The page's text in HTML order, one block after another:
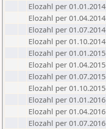
Elozahl per 01.01.2014
Elozahl per 01.04.2014
Elozahl per 01.07.2014
Elozahl per 01.10.2014
Elozahl per 01.01.2015
Elozahl per 01.04.2015
Elozahl per 01.07.2015
Elozahl per 01.10.2015
Elozahl per 01.01.2016
Elozahl per 01.04.2016
Elozahl per 01.07.2016